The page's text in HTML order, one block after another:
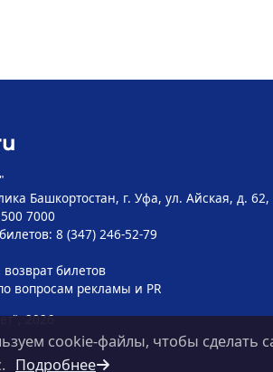
Башкортостан, г. Уфа, ул. Айская, д. 62,
7000
8 (347) 246-52-79
билетов
вопросам рекламы и PR
2026
cookie-файлы, чтобы сделать
Подробнее